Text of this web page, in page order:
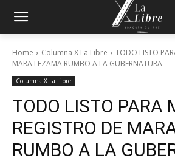
Home Columna X La Libre
TODO LISTO
MARA LEZAMA RUMBO A LA GUBERNATURA
Columna X La Libre
TODO LISTO PARA
REGISTRO DE
RUMBO A LA